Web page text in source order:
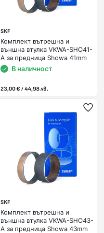
SKF
Комплект вътрешна и
външна втулка VKWA-SHO41-
A за предница Showa 41mm
В наличност
23,00 € / 44,98 лв.
SKF
Комплект вътрешна и
външна втулка VKWA-SHO43-
A за предница Showa 43mm